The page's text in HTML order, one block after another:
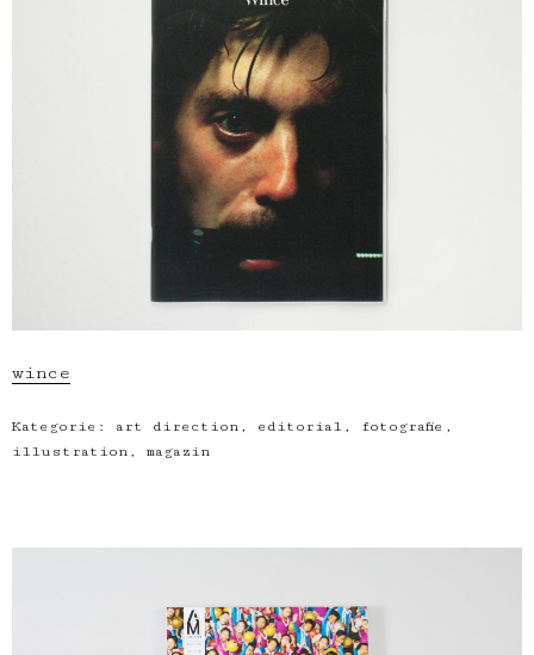
wince
Kategorie: art direction , editorial , fotografie ,
illustration , magazin